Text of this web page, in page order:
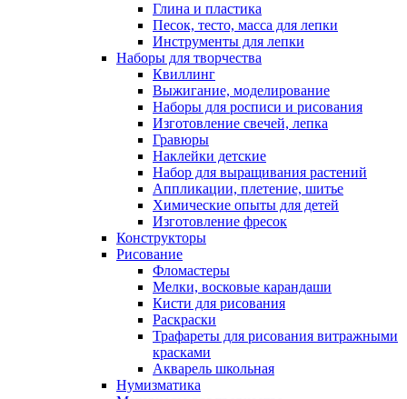
Глина и пластика
Песок, тесто, масса для лепки
Инструменты для лепки
Наборы для творчества
Квиллинг
Выжигание, моделирование
Наборы для росписи и рисования
Изготовление свечей, лепка
Гравюры
Наклейки детские
Набор для выращивания растений
Аппликации, плетение, шитье
Химические опыты для детей
Изготовление фресок
Конструкторы
Рисование
Фломастеры
Мелки, восковые карандаши
Кисти для рисования
Раскраски
Трафареты для рисования витражными
красками
Акварель школьная
Нумизматика